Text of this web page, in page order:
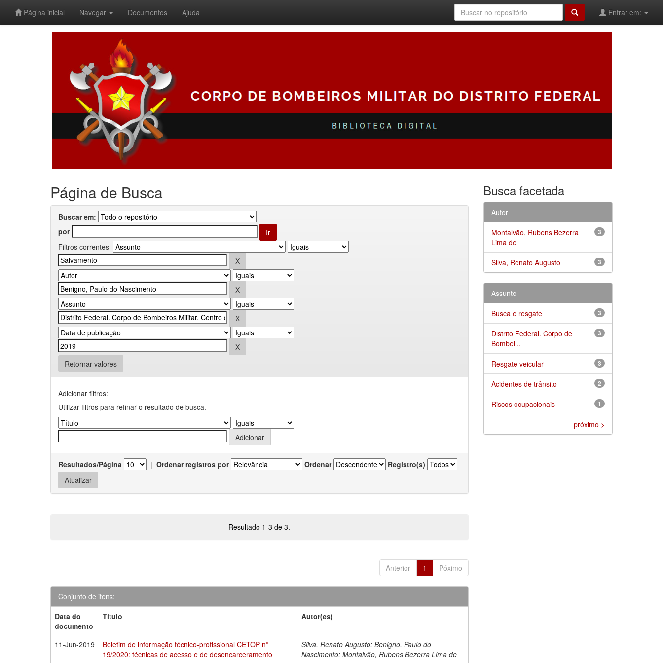
Página inicial Navegar Documentos Ajuda Entrar em:
Página de Busca
Buscar em:
por
Filtros correntes:
Retornar valores
Adicionar filtros:
Utilizar filtros para refinar o resultado de busca.
Resultados/Página | Ordenar registros por Ordenar Registro(s)
Resultado 1-3 de 3.
Anterior 1 Póximo
Conjunto de itens:
Data do
documento
Título Autor(es)
11-Jun-2019
Boletim de informação técnico-profissional CETOP nº
19/2020: técnicas de acesso e de desencarceramento
Silva, Renato Augusto; Benigno, Paulo do
Nascimento; Montalvão, Rubens Bezerra Lima de
Busca facetada
Autor
3
Montalvão, Rubens Bezerra
Lima de
3
Silva, Renato Augusto
Assunto
3
Busca e resgate
3
Distrito Federal. Corpo de
Bombei...
3
Resgate veicular
2
Acidentes de trânsito
1
Riscos ocupacionais
próximo >